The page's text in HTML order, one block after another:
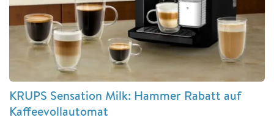
KRUPS Sensation Milk: Hammer Rabatt auf
Kaffeevollautomat